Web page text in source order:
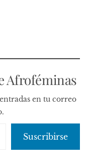
Afroféminas
en tu correo
Suscribirse